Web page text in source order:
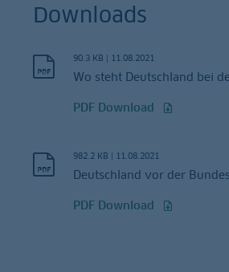
Downloads
90.3 KB | 11.08.2021
Wo steht Deutschland bei
PDF Download
982.2 KB | 11.08.2021
Deutschland vor der
PDF Download